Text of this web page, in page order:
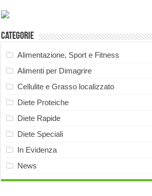
Categorie
Alimentazione, Sport e Fitness
Alimenti per Dimagrire
Cellulite e Grasso localizzato
Diete Proteiche
Diete Rapide
Diete Speciali
In Evidenza
News